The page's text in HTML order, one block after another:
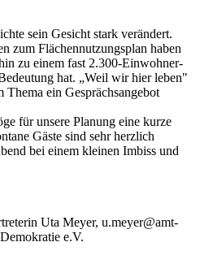
sein Gesicht stark verändert.
zum Flächennutzungsplan haben
zu einem fast 2.300-Einwohner-
hat. „Weil wir hier leben"
Thema ein Gesprächsangebot
für unsere Planung eine kurze
Gäste sind sehr herzlich
bei einem kleinen Imbiss und
Uta Meyer, u.meyer@amt-
e.V.